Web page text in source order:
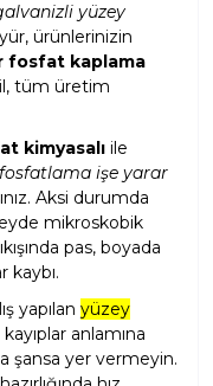
yüzey
ürünlerinizin
fosfat kaplama
tüm üretim
kimyasalı ile
işe yarar
Aksi durumda
mikroskobik
pas, boyada
kaybı.
yapılan yüzey
anlamına
şansa yer vermeyin.